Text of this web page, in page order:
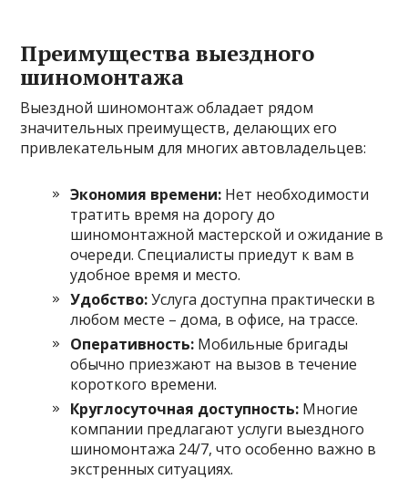
Преимущества выездного
шиномонтажа
Выездной шиномонтаж обладает рядом
значительных преимуществ, делающих его
привлекательным для многих автовладельцев:
Экономия времени: Нет необходимости
тратить время на дорогу до
шиномонтажной мастерской и ожидание в
очереди. Специалисты приедут к вам в
удобное время и место.
Удобство:Услуга доступна практически в
любом месте – дома, в офисе, на трассе.
Оперативность: Мобильные бригады
обычно приезжают на вызов в течение
короткого времени.
Круглосуточная доступность: Многие
компании предлагают услуги выездного
шиномонтажа 24/7, что особенно важно в
экстренных ситуациях.